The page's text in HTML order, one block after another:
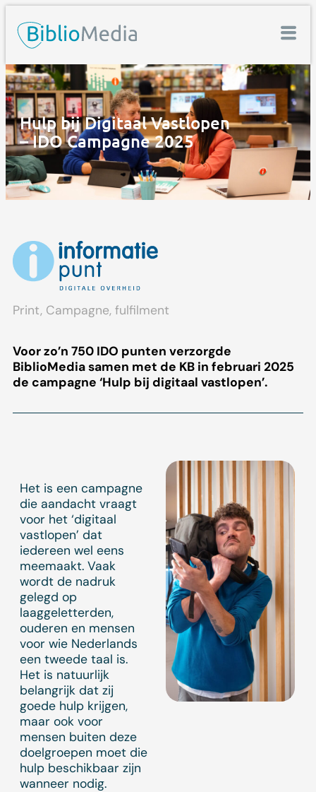
Hulp bij Digitaal Vastlopen
– IDO Campagne 2025
Print, Campagne, fulfilment
Voor zo’n 750 IDO punten verzorgde
BiblioMedia samen met de KB in februari 2025
de campagne ‘Hulp bij digitaal vastlopen’.
Het is een campagne
die aandacht vraagt
voor het ‘digitaal
vastlopen’ dat
iedereen wel eens
meemaakt. Vaak
wordt de nadruk
gelegd op
laaggeletterden,
ouderen en mensen
voor wie Nederlands
een tweede taal is.
Het is natuurlijk
belangrijk dat zij
goede hulp krijgen,
maar ook voor
mensen buiten deze
doelgroepen moet die
hulp beschikbaar zijn
wanneer nodig.